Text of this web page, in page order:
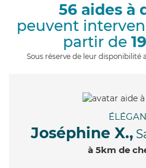
56 aides à
peuvent
partir de
Sous réserve de leur
Joséphine X.,
à 5km de